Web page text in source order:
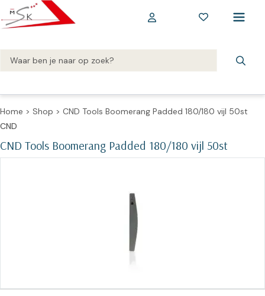
Home > Shop > CND Tools Boomerang Padded 180/180 vijl 50st
CND Tools Boomerang Padded 180/180 vijl 50st
CND